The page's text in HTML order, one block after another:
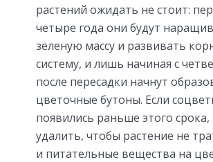
растений ожидать не стоит:
четыре года они будут
зеленую массу и развивать
систему, и лишь начиная с
после пересадки начнут
цветочные бутоны. Если
появились раньше этого
удалить, чтобы растение не
и питательные вещества на